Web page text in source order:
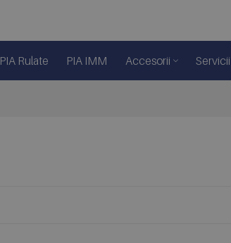
PIA Rulate PIA IMM Accesorii Servicii